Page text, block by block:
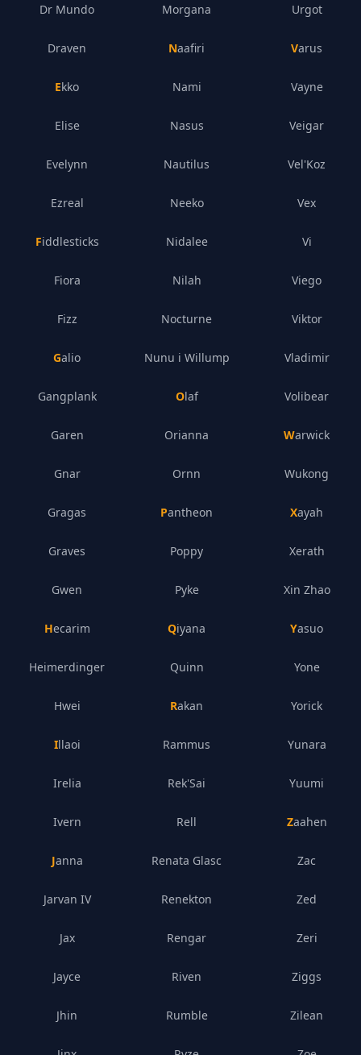
Dr Mundo
Draven
Ekko
Elise
Evelynn
Ezreal
Fiddlesticks
Fiora
Fizz
Galio
Gangplank
Garen
Gnar
Gragas
Graves
Gwen
Hecarim
Heimerdinger
Hwei
Illaoi
Irelia
Ivern
Janna
Jarvan IV
Jax
Jayce
Jhin
Morgana
Naafiri
Nami
Nasus
Nautilus
Neeko
Nidalee
Nilah
Nocturne
Nunu i Willump
Olaf
Orianna
Ornn
Pantheon
Poppy
Pyke
Qiyana
Quinn
Rakan
Rammus
Rek'Sai
Rell
Renata Glasc
Renekton
Rengar
Riven
Rumble
Urgot
Varus
Vayne
Veigar
Vel'Koz
Vex
Vi
Viego
Viktor
Vladimir
Volibear
Warwick
Wukong
Xayah
Xerath
Xin Zhao
Yasuo
Yone
Yorick
Yunara
Yuumi
Zaahen
Zac
Zed
Zeri
Ziggs
Zilean